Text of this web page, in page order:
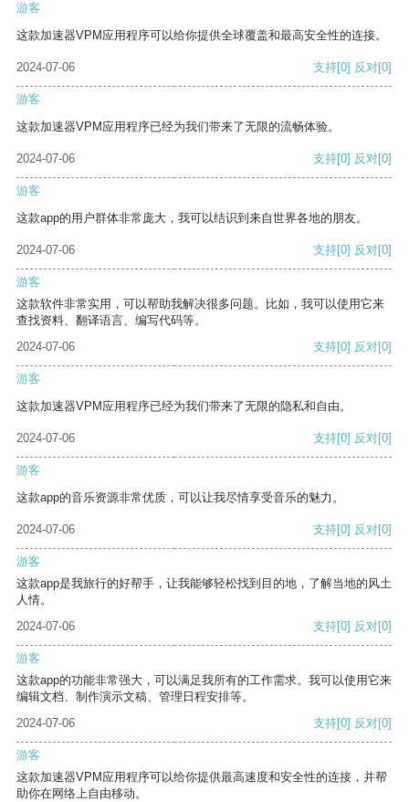
游客
这款加速器VPM应用程序可以给你提供全球覆盖和最高安全性的连接。
2024-07-06 支持[0] 反对[0]
游客
这款加速器VPM应用程序已经为我们带来了无限的流畅体验。
2024-07-06 支持[0] 反对[0]
游客
这款app的用户群体非常庞大，我可以结识到来自世界各地的朋友。
2024-07-06 支持[0] 反对[0]
游客
这款软件非常实用，可以帮助我解决很多问题。比如，我可以使用它来
查找资料、翻译语言、编写代码等。
2024-07-06
支持[0] 反对[0]
游客
这款加速器VPM应用程序已经为我们带来了无限的隐私和自由。
2024-07-06 支持[0] 反对[0]
游客
这款app的音乐资源非常优质，可以让我尽情享受音乐的魅力。
2024-07-06 支持[0] 反对[0]
游客
这款app是我旅行的好帮手，让我能够轻松找到目的地，了解当地的风土
人情。
2024-07-06
支持[0] 反对[0]
游客
这款app的功能非常强大，可以满足我所有的工作需求。我可以使用它来
编辑文档、制作演示文稿、管理日程安排等。
2024-07-06
支持[0] 反对[0]
游客
这款加速器VPM应用程序可以给你提供最高速度和安全性的连接，并帮
助你在网络上自由移动。